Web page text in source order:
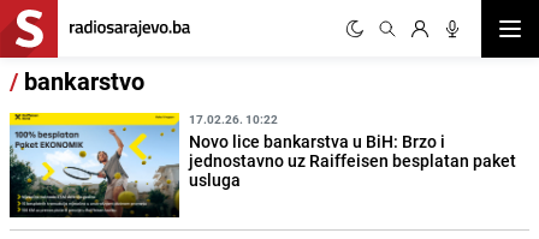
/ bankarstvo
17.02.26. 10:22
Novo lice bankarstva u BiH: Brzo i
jednostavno uz Raiffeisen besplatan paket
usluga